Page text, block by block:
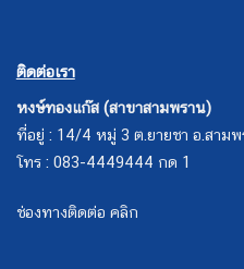
ติดต่อเรา
หงษ์ทองแก๊ส (สาขาสามพราน)
ที่อยู่ : 14/4 หมู่ 3 ต.ยายชา อ.สาม
โทร : 083-4449444 กด 1
ช่องทางติดต่อ คลิก